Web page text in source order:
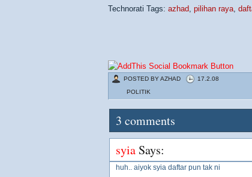
Technorati Tags: azhad, pilihan raya,
POSTED BYAZHAD
17.2.08
POLITIK
3 comments
syia Says:
huh.. aiyok syia daftar pun tak ni